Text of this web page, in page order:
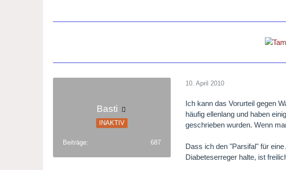
Basti
INAKTIV
Beiträge 687
10. April 2010
Ich kann das Vorurteil gegen
häufig ellenlang und haben
geschrieben wurden. Wenn
Dass ich den "Parsifal" für
Diabeteserreger halte, ist